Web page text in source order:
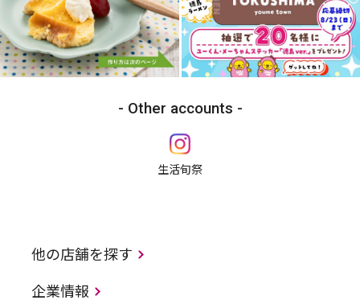
Other accounts
生活旬祭
他の店舗を探す
企業情報